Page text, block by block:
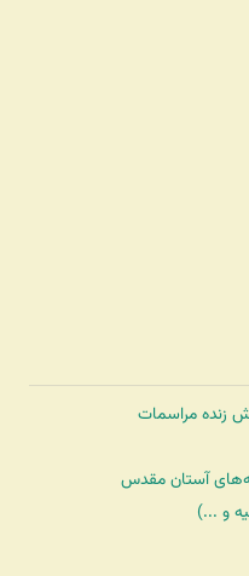
زنده مراسمات
آستان مقدس
و ...)